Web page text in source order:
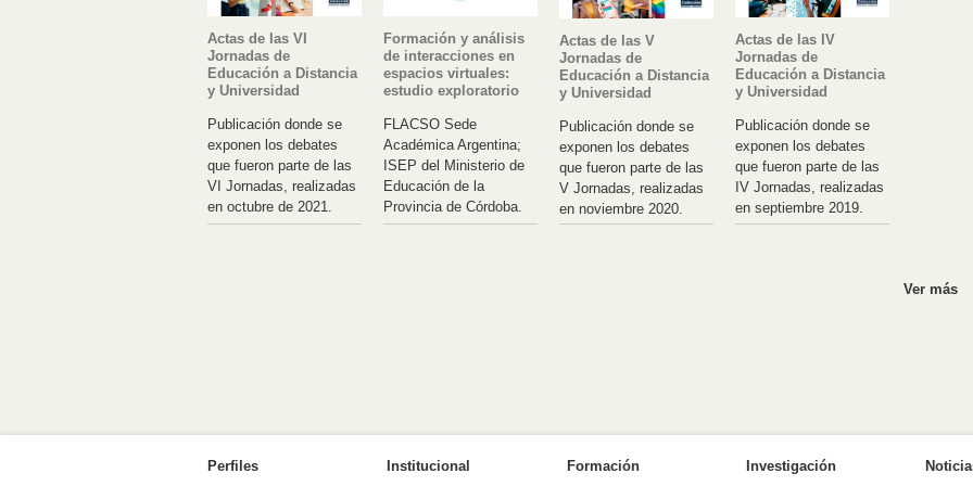
Actas de las VI
Jornadas de
Educación a Distancia
y Universidad
Publicación donde se
exponen los debates
que fueron parte de las
VI Jornadas, realizadas
en octubre de 2021.
Formación y análisis
de interacciones en
espacios virtuales:
estudio exploratorio
FLACSO Sede
Académica Argentina;
ISEP del Ministerio de
Educación de la
Provincia de Córdoba.
Actas de las V
Jornadas de
Educación a Distancia
y Universidad
Publicación donde se
exponen los debates
que fueron parte de las
V Jornadas, realizadas
en noviembre 2020.
Actas de las IV
Jornadas de
Educación a Distancia
y Universidad
Publicación donde se
exponen los debates
que fueron parte de las
IV Jornadas, realizadas
en septiembre 2019.
Ver más
Perfiles Institucional Formación Investigación